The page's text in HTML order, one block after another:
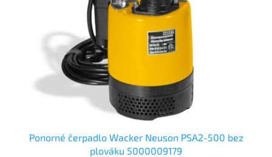
Ponorné čerpadlo Wacker Neuson PSA2-500 bez
plováku 5000009179